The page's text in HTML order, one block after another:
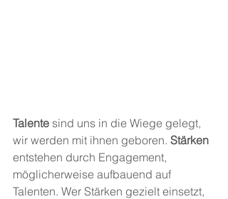
Talente sind uns in die Wiege gelegt,
wir werden mit ihnen geboren. Stärken
entstehen durch Engagement,
möglicherweise aufbauend auf
Talenten. Wer Stärken gezielt einsetzt,